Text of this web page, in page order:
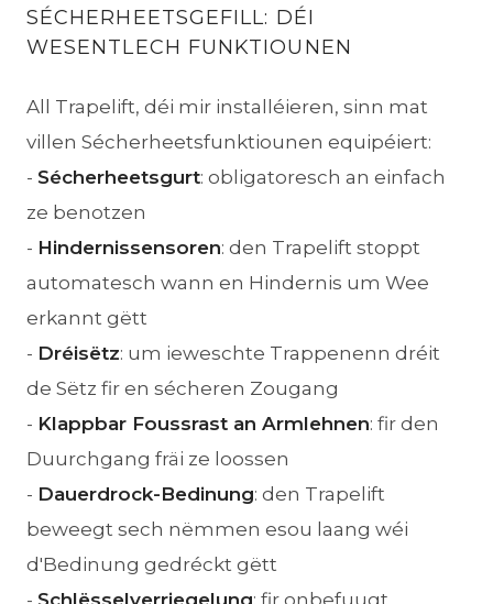
SÉCHERHEETSGEFILL: DÉI
WESENTLECH FUNKTIOUNEN
All Trapelift, déi mir installéieren, sinn mat
villen Sécherheetsfunktiounen equipéiert:
- Sécherheetsgurt: obligatoresch an einfach
ze benotzen
- Hindernissensoren: den Trapelift stoppt
automatesch wann en Hindernis um Wee
erkannt gëtt
- Dréisëtz: um ieweschte Trappenenn dréit
de Sëtz fir en sécheren Zougang
- Klappbar Foussrast an Armlehnen: fir den
Duurchgang fräi ze loossen
- Dauerdrock-Bedinung: den Trapelift
beweegt sech nëmmen esou laang wéi
d'Bedinung gedréckt gëtt
- Schlësselverriegelung: fir onbefuugt